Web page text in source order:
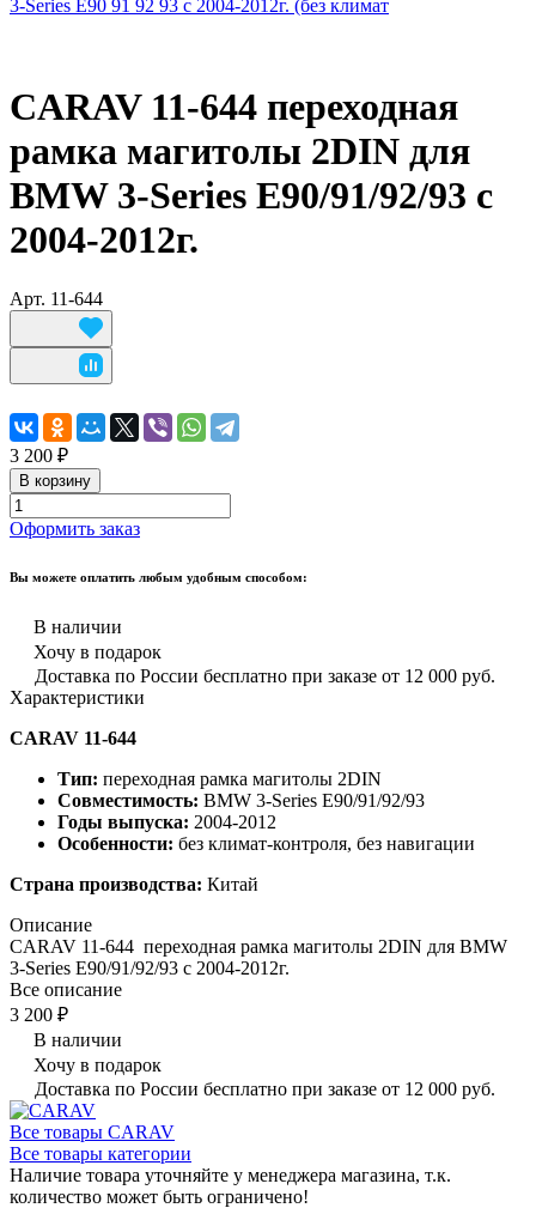
CARAV 11-644 переходная
рамка магитолы 2DIN для
BMW 3-Series E90/91/92/93 с
2004-2012г.
Арт. 11-644
3 200 ₽
В корзину
Оформить заказ
Вы можете оплатить любым удобным способом:
В наличии
Хочу в подарок
Доставка по России бесплатно при заказе от 12 000 руб.
Характеристики
CARAV 11-644
Тип: переходная рамка магитолы 2DIN
Совместимость: BMW 3-Series E90/91/92/93
Годы выпуска: 2004-2012
Особенности: без климат-контроля, без навигации
Страна производства: Китай
Описание
CARAV 11-644 переходная рамка магитолы 2DIN для BMW
3-Series E90/91/92/93 с 2004-2012г.
Все описание
3 200 ₽
В наличии
Хочу в подарок
Доставка по России бесплатно при заказе от 12 000 руб.
Все товары CARAV
Все товары категории
Наличие товара уточняйте у менеджера магазина, т.к.
количество может быть ограничено!